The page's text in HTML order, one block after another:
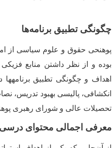
چگونگی تطبیق برنامه­‌ها
پوهنحی حقوق و علوم سیاسی از
بوده و از نظر داشتن منابع
اهداف و چگونگی تطبیق برنامه­ها
انکشافی، پالیسی بهبود تدریس،
تحصیلات عالی و شورای رهبری
معرفی اجمالی محتوای درسی